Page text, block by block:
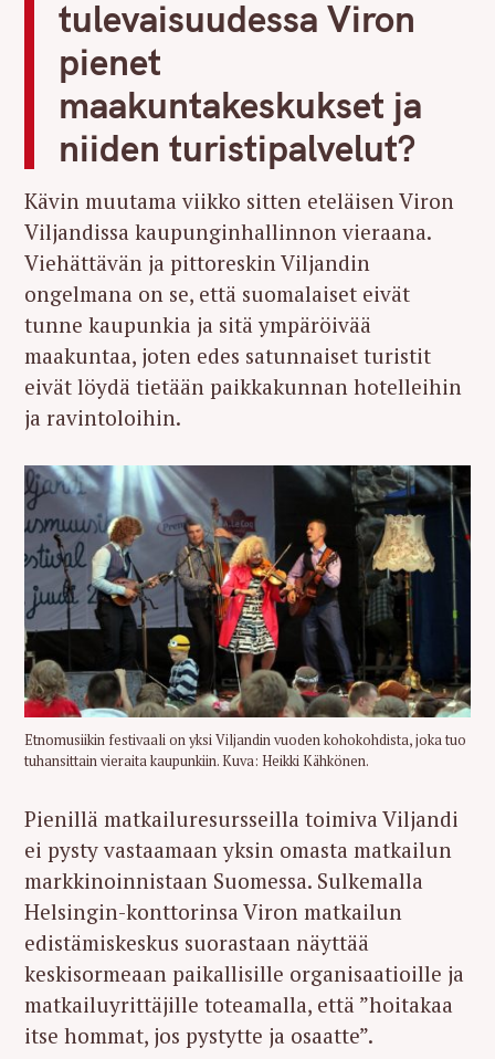
tulevaisuudessa Viron
pienet
maakuntakeskukset ja
niiden turistipalvelut?
Kävin muutama viikko sitten eteläisen Viron
Viljandissa kaupunginhallinnon vieraana.
Viehättävän ja pittoreskin Viljandin
ongelmana on se, että suomalaiset eivät
tunne kaupunkia ja sitä ympäröivää
maakuntaa, joten edes satunnaiset turistit
eivät löydä tietään paikkakunnan hotelleihin
ja ravintoloihin.
Etnomusiikin festivaali on yksi Viljandin vuoden kohokohdista, joka tuo
tuhansittain vieraita kaupunkiin. Kuva: Heikki Kähkönen.
Pienillä matkailuresursseilla toimiva Viljandi
ei pysty vastaamaan yksin omasta matkailun
markkinoinnistaan Suomessa. Sulkemalla
Helsingin-konttorinsa Viron matkailun
edistämiskeskus suorastaan näyttää
keskisormeaan paikallisille organisaatioille ja
matkailuyrittäjille toteamalla, että ”hoitakaa
itse hommat, jos pystytte ja osaatte”.